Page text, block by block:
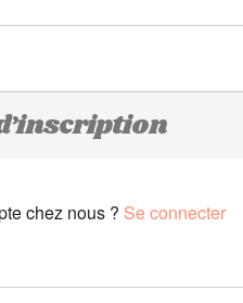
chez nous ? Se connecter